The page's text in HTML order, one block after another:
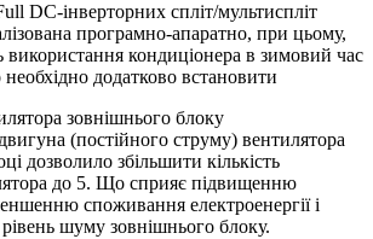
DC-інверторних сплiт/мультисплiт
програмно-апаратно, при цьому,
використання кондиціонера в зимовий час
додатково встановити
зовнішнього блоку
(постійного струму) вентилятора
дозволило збільшити кількість
до 5. Що сприяє підвищенню
споживання електроенергії і
шуму зовнішнього блоку.